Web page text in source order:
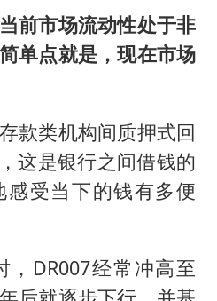
前市场流动性处于非
单点就是，现在市场
款类机构间质押式回
这是银行之间借钱的
受当下的钱有多便
，DR007经常冲高至